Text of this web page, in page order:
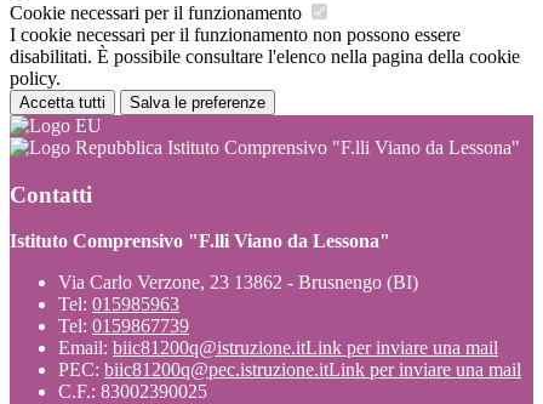
Cookie necessari per il funzionamento
I cookie necessari per il funzionamento non possono essere
disabilitati. È possibile consultare l'elenco nella pagina della cookie
policy.
Accetta tutti Salva le preferenze
Istituto Comprensivo "F.lli Viano da Lessona"
Contatti
Istituto Comprensivo "F.lli Viano da Lessona"
Via Carlo Verzone, 23 13862 - Brusnengo (BI)
Tel: 015985963
Tel: 0159867739
Email: biic81200q@istruzione.itLink per inviare una mail
PEC: biic81200q@pec.istruzione.itLink per inviare una mail
C.F.: 83002390025